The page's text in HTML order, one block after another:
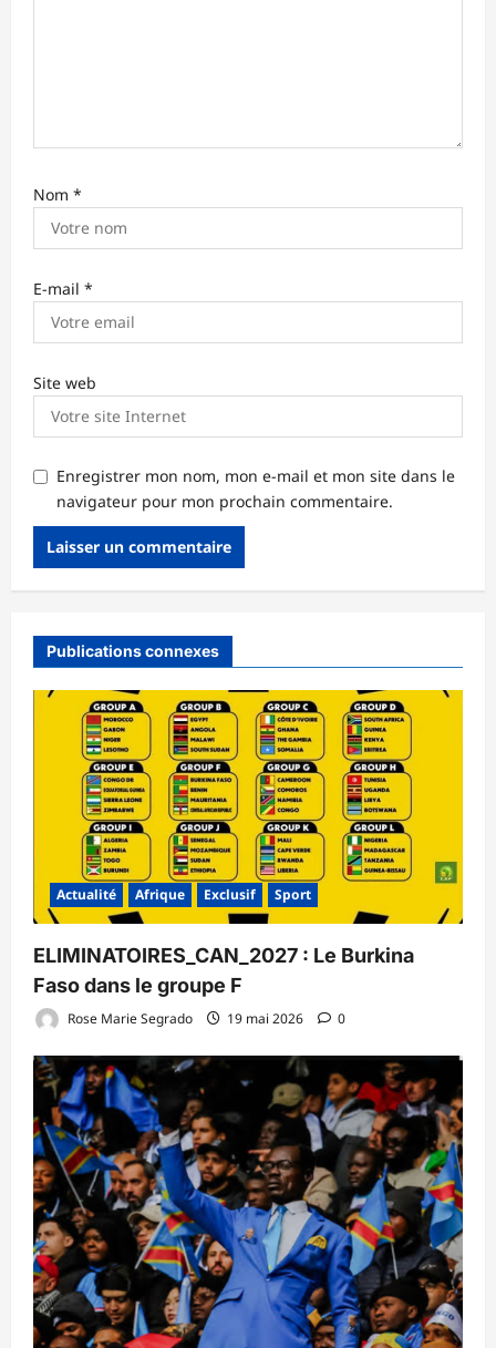
e
Nom *
E-mail *
Site web
Enregistrer mon nom, mon e-mail et mon site dans le
navigateur pour mon prochain commentaire.
Publications connexes
Actualité Afrique Exclusif Sport
ELIMINATOIRES_CAN_2027 : Le Burkina
Faso dans le groupe F
Rose Marie Segrado 19 mai 2026 0